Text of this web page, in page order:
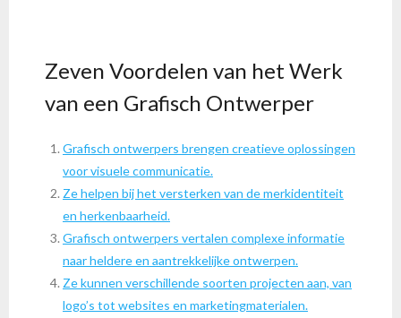
Zeven Voordelen van het Werk
van een Grafisch Ontwerper
Grafisch ontwerpers brengen creatieve oplossingen
voor visuele communicatie.
Ze helpen bij het versterken van de merkidentiteit
en herkenbaarheid.
Grafisch ontwerpers vertalen complexe informatie
naar heldere en aantrekkelijke ontwerpen.
Ze kunnen verschillende soorten projecten aan, van
logo’s tot websites en marketingmaterialen.